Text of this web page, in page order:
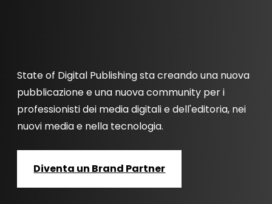
State of Digital Publishing sta creando una nuova
pubblicazione e una nuova community per i
professionisti dei media digitali e dell'editoria, nei
nuovi media e nella tecnologia.
Diventa un Brand Partner